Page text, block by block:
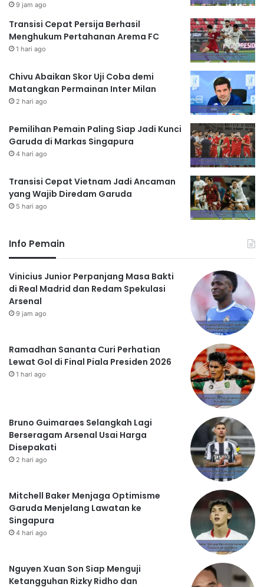
9 jam ago
Transisi Cepat Persija Berhasil
Menghukum Pertahanan Arema FC
1 hari ago
Chivu Abaikan Skor Uji Coba demi
Matangkan Permainan Inter Milan
2 hari ago
Pemilihan Pemain Paling Siap Jadi Kunci
Garuda di Markas Singapura
4 hari ago
Transisi Cepat Vietnam Jadi Ancaman
yang Wajib Diredam Garuda
5 hari ago
Info Pemain
Vinicius Junior Perpanjang Masa Bakti
di Real Madrid dan Redam Spekulasi
Arsenal
9 jam ago
Ramadhan Sananta Curi Perhatian
Lewat Gol di Final Piala Presiden 2026
1 hari ago
Bruno Guimaraes Selangkah Lagi
Berseragam Arsenal Usai Harga
Disepakati
2 hari ago
Mitchell Baker Menjaga Optimisme
Garuda Menjelang Lawatan ke
Singapura
4 hari ago
Nguyen Xuan Son Siap Menguji
Ketangguhan Rizky Ridho dan